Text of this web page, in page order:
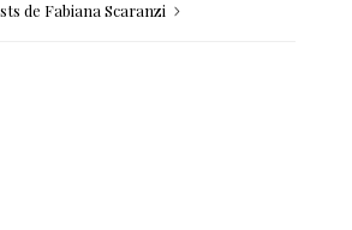
de Fabiana Scaranzi